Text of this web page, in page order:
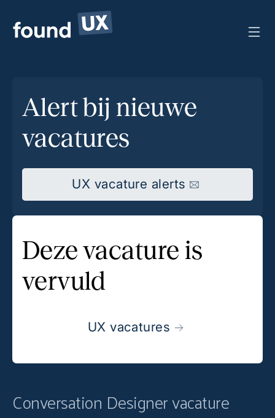
Alert bij nieuwe
vacatures
UX vacature alerts
Deze vacature is
vervuld
UX vacatures
Conversation Designer vacature